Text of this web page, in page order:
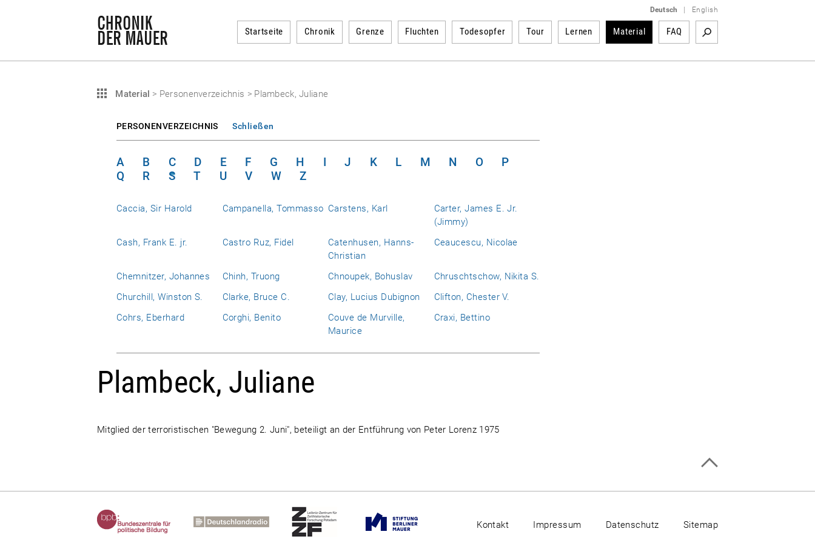
Deutsch English
Startseite Chronik Grenze Fluchten Todesopfer Tour Lernen Material FAQ
Material > Personenverzeichnis > Plambeck, Juliane
PERSONENVERZEICHNIS Schließen
A B C D E F G H I J K L M N O
P
Q
R S T U V W Z
Caccia, Sir Harold Campanella, Tommasso Carstens, Karl
Carter, James E. Jr.
(Jimmy)
Cash, Frank E. jr.
Castro Ruz, Fidel
Catenhusen, Hanns-
Christian
Ceaucescu, Nicolae
Chemnitzer, Johannes Chinh, Truong Chnoupek, Bohuslav
Chruschtschow, Nikita S.
Churchill, Winston S.
Clarke, Bruce C. Clay, Lucius Dubignon
Clifton, Chester V.
Cohrs, Eberhard
Corghi, Benito
Couve de Murville,
Maurice
Craxi, Bettino
Plambeck, Juliane
Mitglied der terroristischen "Bewegung 2. Juni", beteiligt an der Entführung von Peter Lorenz 1975
Kontakt Impressum Datenschutz Sitemap